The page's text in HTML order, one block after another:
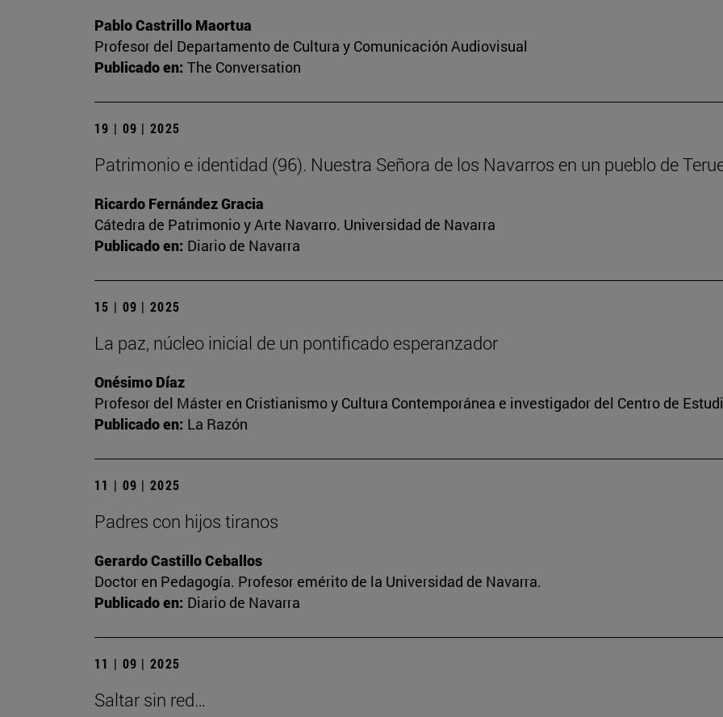
Pablo Castrillo Maortua
Profesor del Departamento de Cultura y Comunicación Audiovisual
Publicado en: The Conversation
19 | 09 | 2025
Patrimonio e identidad (96). Nuestra Señora de los Navarros en un pueblo de
Ricardo Fernández Gracia
Cátedra de Patrimonio y Arte Navarro. Universidad de Navarra
Publicado en: Diario de Navarra
15 | 09 | 2025
La paz, núcleo inicial de un pontificado esperanzador
Onésimo Díaz
Profesor del Máster en Cristianismo y Cultura Contemporánea e investigador del Centro de
Publicado en: La Razón
11 | 09 | 2025
Padres con hijos tiranos
Gerardo Castillo Ceballos
Doctor en Pedagogía. Profesor emérito de la Universidad de Navarra.
Publicado en: Diario de Navarra
11 | 09 | 2025
Saltar sin red…